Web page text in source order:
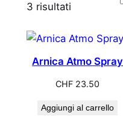
3 risultati
Arnica Atmo Spray
CHF 23.50
Aggiungi al carrello